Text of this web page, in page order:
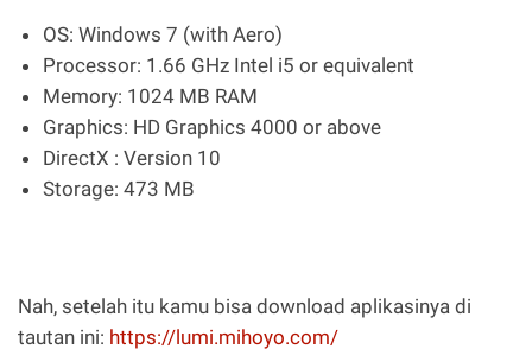
OS: Windows 7 (with Aero)
Processor: 1.66 GHz Intel i5 or equivalent
Memory: 1024 MB RAM
Graphics: HD Graphics 4000 or above
DirectX : Version 10
Storage: 473 MB
Nah, setelah itu kamu bisa download aplikasinya di
tautan ini: https://lumi.mihoyo.com/